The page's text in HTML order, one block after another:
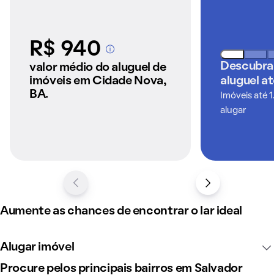
R$ 940A partir dos imóveis
anunciados pelo
QuintoAndar
valor médio do aluguel de
imóveis em Cidade Nova,
BA.
aluguel
Imóveis até
alugar
Aumente as chances de encontrar o lar ideal
Alugar imóvel
Procure pelos principais bairros em Salvador